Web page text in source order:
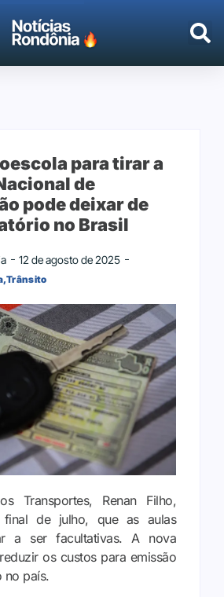
para tirar a
de
pode deixar de
no Brasil
12 de agosto de 2025
,Trânsito
Transportes, Renan Filho,
final de julho, que as aulas
a ser facultativas. A nova
os custos para emissão
no país.